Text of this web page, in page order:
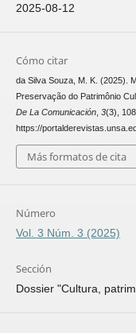
2025-08-12
Cómo citar
da Silva Souza, M. K. (2025).
Preservação do Patrimônio
De La Comunicación, 3(3),
https://
Más formatos de cita
Número
Vol. 3 Núm. 3 (2025)
Sección
Dossier "Cultura,